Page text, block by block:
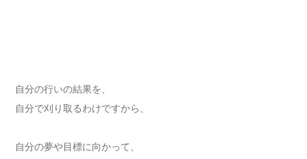
自分の行いの結果を、
自分で刈り取るわけですから、
自分の夢や目標に向かって、